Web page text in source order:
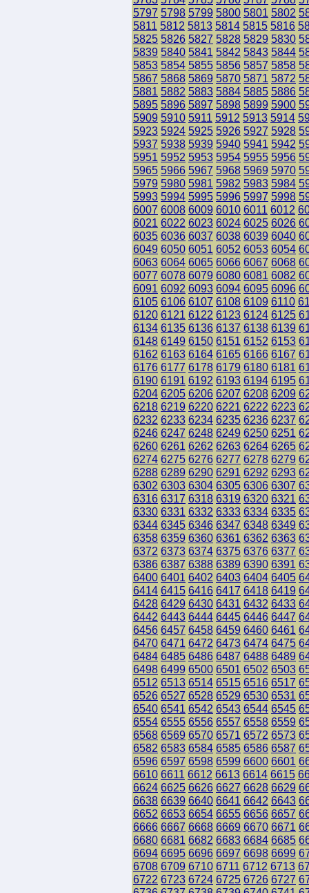
5797 5798 5799 5800 5801 5802
5811 5812 5813 5814 5815 5816
5825 5826 5827 5828 5829 5830
5839 5840 5841 5842 5843 5844
5853 5854 5855 5856 5857 5858
5867 5868 5869 5870 5871 5872
5881 5882 5883 5884 5885 5886
5895 5896 5897 5898 5899 5900
5909 5910 5911 5912 5913 5914
5923 5924 5925 5926 5927 5928
5937 5938 5939 5940 5941 5942
5951 5952 5953 5954 5955 5956
5965 5966 5967 5968 5969 5970
5979 5980 5981 5982 5983 5984
5993 5994 5995 5996 5997 5998
6007 6008 6009 6010 6011 6012
6021 6022 6023 6024 6025 6026
6035 6036 6037 6038 6039 6040
6049 6050 6051 6052 6053 6054
6063 6064 6065 6066 6067 6068
6077 6078 6079 6080 6081 6082
6091 6092 6093 6094 6095 6096
6105 6106 6107 6108 6109 6110
6120 6121 6122 6123 6124 6125
6134 6135 6136 6137 6138 6139
6148 6149 6150 6151 6152 6153
6162 6163 6164 6165 6166 6167
6176 6177 6178 6179 6180 6181
6190 6191 6192 6193 6194 6195
6204 6205 6206 6207 6208 6209
6218 6219 6220 6221 6222 6223
6232 6233 6234 6235 6236 6237
6246 6247 6248 6249 6250 6251
6260 6261 6262 6263 6264 6265
6274 6275 6276 6277 6278 6279
6288 6289 6290 6291 6292 6293
6302 6303 6304 6305 6306 6307
6316 6317 6318 6319 6320 6321
6330 6331 6332 6333 6334 6335
6344 6345 6346 6347 6348 6349
6358 6359 6360 6361 6362 6363
6372 6373 6374 6375 6376 6377
6386 6387 6388 6389 6390 6391
6400 6401 6402 6403 6404 6405
6414 6415 6416 6417 6418 6419
6428 6429 6430 6431 6432 6433
6442 6443 6444 6445 6446 6447
6456 6457 6458 6459 6460 6461
6470 6471 6472 6473 6474 6475
6484 6485 6486 6487 6488 6489
6498 6499 6500 6501 6502 6503
6512 6513 6514 6515 6516 6517
6526 6527 6528 6529 6530 6531
6540 6541 6542 6543 6544 6545
6554 6555 6556 6557 6558 6559
6568 6569 6570 6571 6572 6573
6582 6583 6584 6585 6586 6587
6596 6597 6598 6599 6600 6601
6610 6611 6612 6613 6614 6615
6624 6625 6626 6627 6628 6629
6638 6639 6640 6641 6642 6643
6652 6653 6654 6655 6656 6657
6666 6667 6668 6669 6670 6671
6680 6681 6682 6683 6684 6685
6694 6695 6696 6697 6698 6699
6708 6709 6710 6711 6712 6713
6722 6723 6724 6725 6726 6727